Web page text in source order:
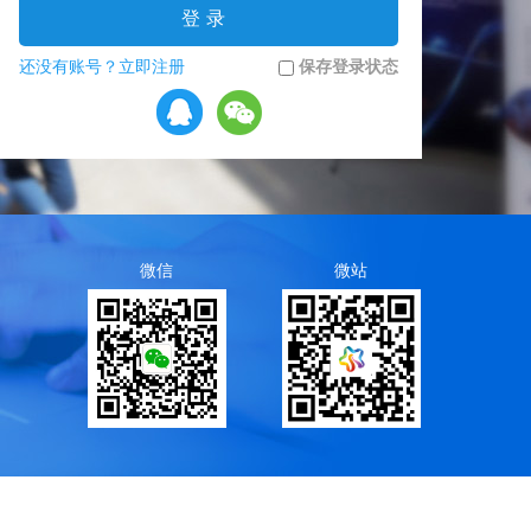
登录
还没有账号？立即注册 保存登录状态
微信 微站